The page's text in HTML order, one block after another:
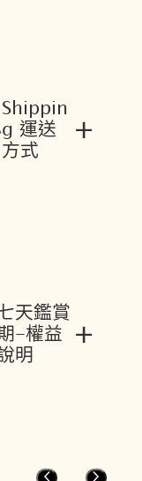
Shippin
g 運送
方式
+
天鑑賞
-權益
明
+